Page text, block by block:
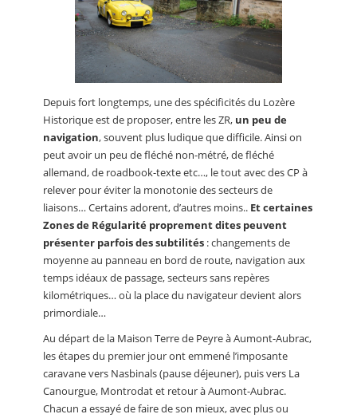
Depuis fort longtemps, une des spécificités du Lozère
Historique est de proposer, entre les ZR, un peu de
navigation, souvent plus ludique que difficile. Ainsi on
peut avoir un peu de fléché non-métré, de fléché
allemand, de roadbook-texte etc…, le tout avec des CP à
relever pour éviter la monotonie des secteurs de
liaisons… Certains adorent, d’autres moins.. Et certaines
Zones de Régularité proprement dites peuvent
présenter parfois des subtilités : changements de
moyenne au panneau en bord de route, navigation aux
temps idéaux de passage, secteurs sans repères
kilométriques… où la place du navigateur devient alors
primordiale…
Au départ de la Maison Terre de Peyre à Aumont-Aubrac,
les étapes du premier jour ont emmené l’imposante
caravane vers Nasbinals (pause déjeuner), puis vers La
Canourgue, Montrodat et retour à Aumont-Aubrac.
Chacun a essayé de faire de son mieux, avec plus ou